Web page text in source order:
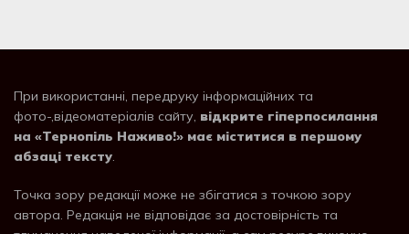
При використанні, передруку інформаційних та
фото-,відеоматеріалів сайту, відкрите гіперпосилання
на «Тернопіль Наживо!» має міститися в першому
абзаці тексту.
Точка зору редакції може не збігатися з точкою зору
автора. Редакція не відповідає за достовірність та